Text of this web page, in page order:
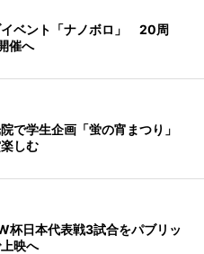
イベント「ナノボロ」 20周
催へ
で学生企画「蛍の宵まつり」
しむ
杯日本代表戦3試合をパブリッ
映へ